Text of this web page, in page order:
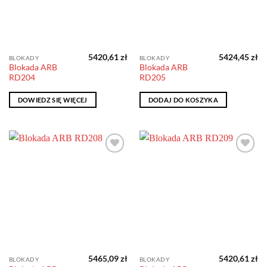
BLOKADY
Blokada ARB
RD204
5420,61zł
DOWIEDZ SIĘ WIĘCEJ
BLOKADY
Blokada ARB
RD205
5424,45zł
DODAJ DO KOSZYKA
BLOKADY 5465,09zł BLOKADY 5420,61zł